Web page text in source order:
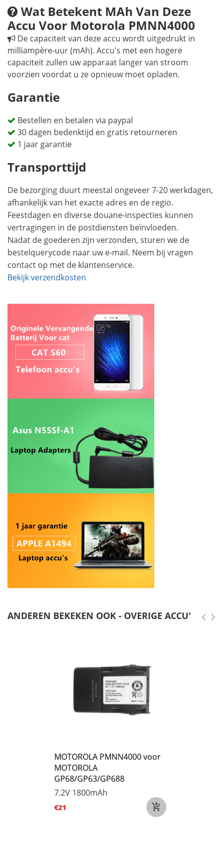
Wat Betekent MAh Van Deze
Accu Voor Motorola PMNN4000
De capaciteit van deze accu wordt uitgedrukt in
milliampère-uur (mAh). Accu's met een hogere
capaciteit zullen uw apparaat langer van stroom
voorzien voordat u ze opnieuw moet opladen.
Garantie
Bestellen en betalen via paypal
30 dagen bedenktijd en gratis retourneren
1 jaar garantie
Transporttijd
De bezorging duurt meestal ongeveer 7-20 werkdagen,
afhankelijk van het exacte adres en de regio.
Feestdagen en diverse douane-inspecties kunnen
vertragingen in de postdiensten beïnvloeden.
Nadat de goederen zijn verzonden, sturen we de
bestelquerycode naar uw e-mail. Neem bij vragen
contact op met de klantenservice.
Bekijk verzendkosten
ANDEREN BEKEKEN OOK - OVERIGE ACCU'S
MOTOROLA PMNN4000 voor
MOTOROLA
GP68/GP63/GP688
7.2V 1800mAh
€21